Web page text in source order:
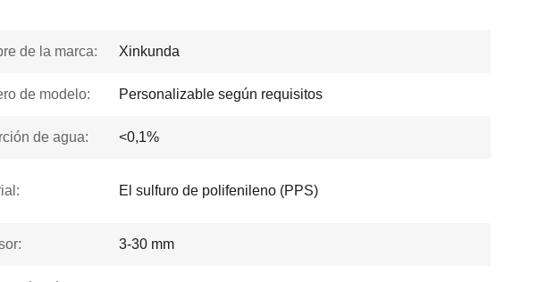
de la marca: Xinkunda
de modelo: Personalizable según requisitos
de agua: <0,1%
El sulfuro de polifenileno (PPS)
3-30 mm